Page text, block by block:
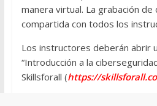
manera virtual. La grabación de
compartida con todos los
Los instructores deberán abrir
“Introducción a la
Skillsforall (https://